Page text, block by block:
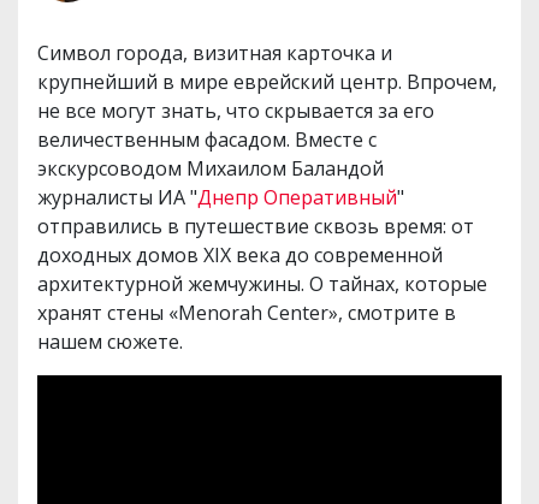
Символ города, визитная карточка и
крупнейший в мире еврейский центр. Впрочем,
не все могут знать, что скрывается за его
величественным фасадом. Вместе с
экскурсоводом Михаилом Баландой
журналисты ИА "Днепр Оперативный"
отправились в путешествие сквозь время: от
доходных домов XIX века до современной
архитектурной жемчужины. О тайнах, которые
хранят стены «Menorah Center», смотрите в
нашем сюжете.